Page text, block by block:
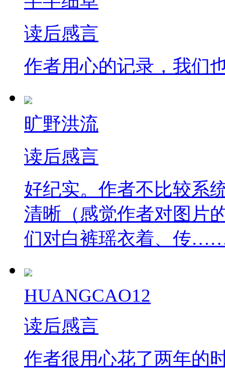
读后感言
作者用心的记录，我们
旷野洪流
读后感言
好纪实。作者不比较系
清晰（感觉作者对图片
们对白裤瑶衣着、传
HUANGCAO12
读后感言
作者很用心花了两年的